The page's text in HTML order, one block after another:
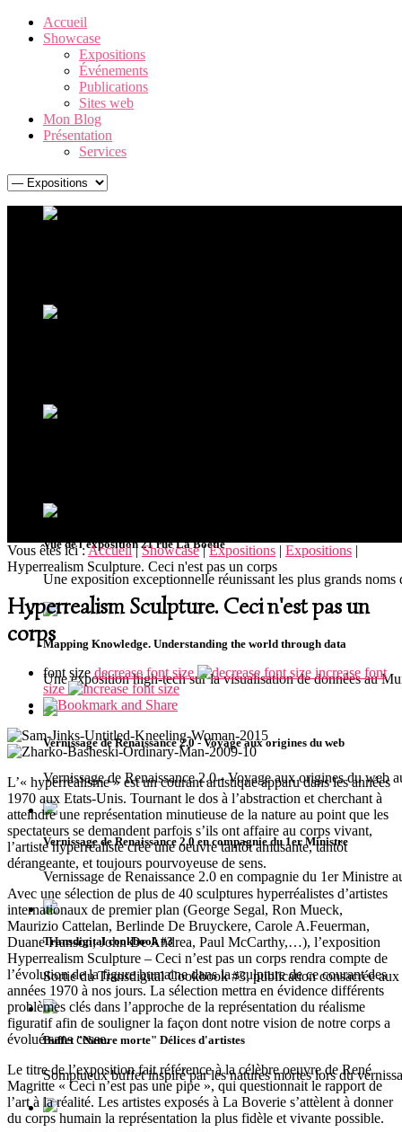
Accueil
Showcase
Expositions
Événements
Publications
Sites web
Mon Blog
Présentation
Services
Vue de l'exposition 21 rue La Boétie
Une exposition exceptionnelle réunissant les plus grands noms
Mapping Knowledge. Understanding the world through data
Une exposition high-tech sur la visualisation de données au
Vernissage de Renaissance 2.0 - Voyage aux origines du web
Vernissage de Renaissance 2.0 - Voyage aux origines du web
Vernissage de Renaissance 2.0 en compagnie du 1er Ministre
Vernissage de Renaissance 2.0 en compagnie du 1er Ministre
Transdigital cookbook #3
Sortie du Transdigital Cookbook #3, publication consacrée
Buffet "Nature morte" Délices d'artistes
Somptueux buffet inspiré par les natures mortes lors du
Vous êtes ici :Accueil|Showcase|Expositions | Expositions |
Hyperrealism Sculpture. Ceci n'est pas un corps
Hyperrealism Sculpture. Ceci n'est pas un
corps
font size decrease font size
increase font
size
L’« hyperréalisme » est un courant artistique apparu dans les années
1970 aux Etats-Unis. Tournant le dos à l’abstraction et cherchant à
atteindre une représentation minutieuse de la nature au point que les
spectateurs se demandent parfois s’ils ont affaire au corps vivant,
l’artiste hyperréaliste crée une oeuvre tantôt amusante, tantôt
dérangeante, et toujours pourvoyeuse de sens.
Avec une sélection de plus de 40 sculptures hyperréalistes d’artistes
internationaux de premier plan (George Segal, Ron Mueck,
Maurizio Cattelan, Berlinde De Bruyckere, Carole A.Feuerman,
Duane Hanson, John De Andrea, Paul McCarthy,…), l’exposition
Hyperrealism Sculpture – Ceci n’est pas un corps rendra compte de
l’évolution de la figure humaine dans la sculpture de ce courant des
années 1970 à nos jours. La sélection mettra en évidence différents
problèmes clés dans l’approche de la représentation du réalisme
figuratif afin de souligner la façon dont notre vision de notre corps a
évolué sans cesse.
Le titre de l’exposition fait référence à la célèbre oeuvre de René
Magritte « Ceci n’est pas une pipe », qui questionnait le rapport de
l’art à la réalité. Les artistes exposés à La Boverie s’attèlent à donner
du corps humain la représentation la plus fidèle et vivante possible.